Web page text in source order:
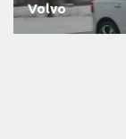
Volvo